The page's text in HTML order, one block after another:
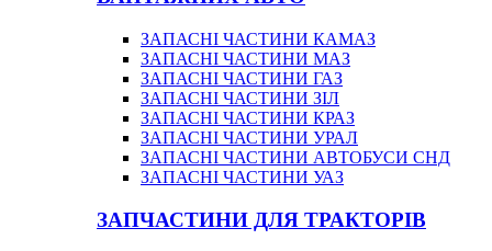
ЗАПАСНІ ЧАСТИНИ КАМАЗ
ЗАПАСНІ ЧАСТИНИ МАЗ
ЗАПАСНІ ЧАСТИНИ ГАЗ
ЗАПАСНІ ЧАСТИНИ ЗІЛ
ЗАПАСНІ ЧАСТИНИ КРАЗ
ЗАПАСНІ ЧАСТИНИ УРАЛ
ЗАПАСНІ ЧАСТИНИ АВТОБУСИ СНД
ЗАПАСНІ ЧАСТИНИ УАЗ
ЗАПЧАСТИНИ ДЛЯ ТРАКТОРІВ